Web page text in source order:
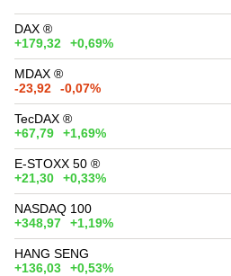
DAX ®
+179,32
+0,69%
MDAX ®
-23,92
-0,07%
TecDAX ®
+67,79
+1,69%
E-STOXX 50 ®
+21,30
+0,33%
NASDAQ 100
+348,97
+1,19%
HANG SENG
+136,03
+0,53%